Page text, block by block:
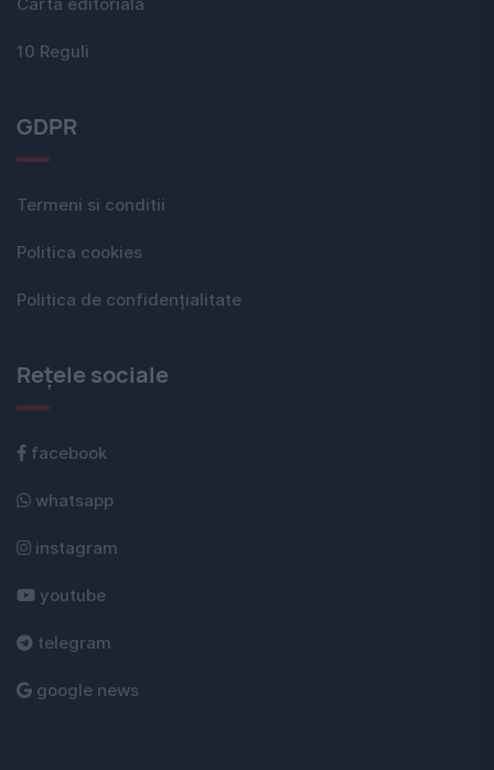
Carta editorială
10 Reguli
GDPR
Termeni si conditii
Politica cookies
Politica de confidențialitate
Rețele sociale
facebook
whatsapp
instagram
youtube
telegram
google news